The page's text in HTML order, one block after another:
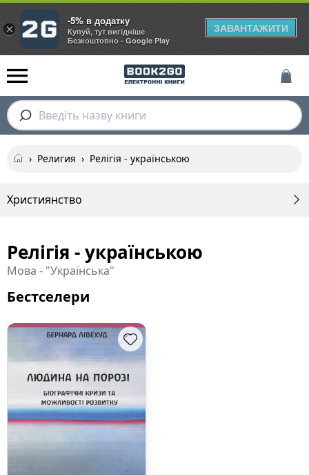
Введіть назву книги
› Религия › Релігія - українською
Християнство
Релігія - українською
Мова - "Українська"
Бестселери
×
-5% в додатку
Купуй, тут вигідніше
Безкоштовно - Google Play
ЗАВАНТАЖИТИ